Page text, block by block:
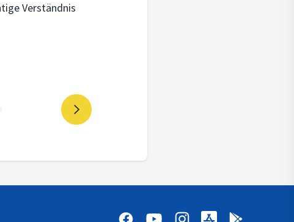
Verständnis